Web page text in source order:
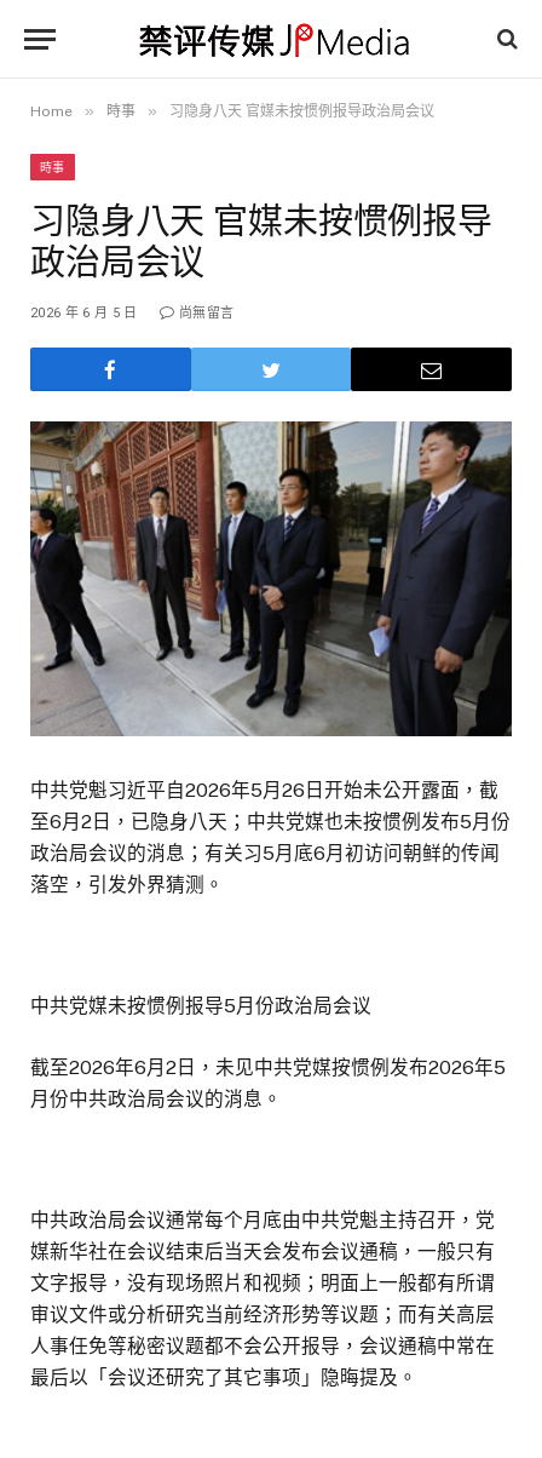
Home » 時事 » 习隐身八天 官媒未按惯例报导政治局会议
時事
习隐身八天 官媒未按惯例报导
政治局会议
2026 年 6 月 5 日 尚無留言
中共党魁习近平自2026年5月26日开始未公开露面，截
至6月2日，已隐身八天；中共党媒也未按惯例发布5月份
政治局会议的消息；有关习5月底6月初访问朝鲜的传闻
落空，引发外界猜测。
中共党媒未按惯例报导5月份政治局会议
截至2026年6月2日，未见中共党媒按惯例发布2026年5
月份中共政治局会议的消息。
中共政治局会议通常每个月底由中共党魁主持召开，党
媒新华社在会议结束后当天会发布会议通稿，一般只有
文字报导，没有现场照片和视频；明面上一般都有所谓
审议文件或分析研究当前经济形势等议题；而有关高层
人事任免等秘密议题都不会公开报导，会议通稿中常在
最后以「会议还研究了其它事项」隐晦提及。